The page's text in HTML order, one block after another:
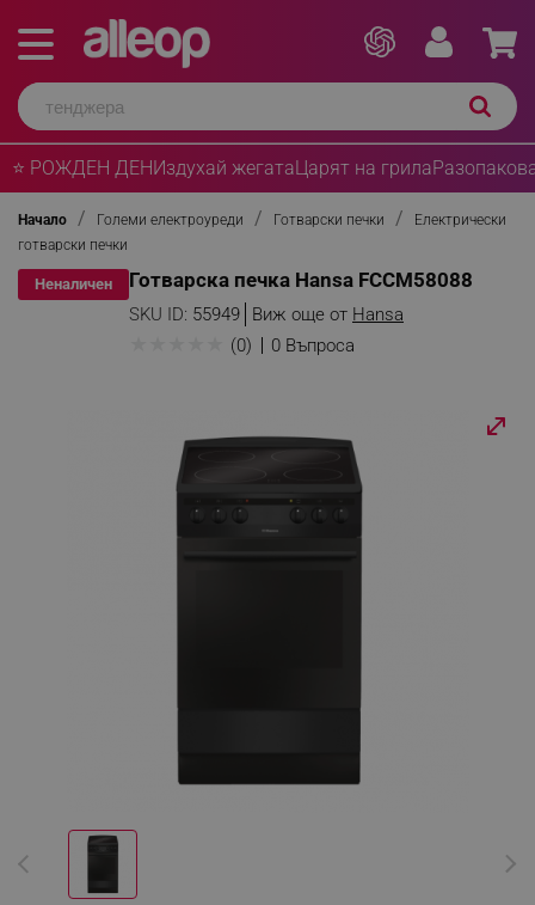
⭐ РОЖДЕН ДЕНИздухай жегатаЦарят на грила
Начало Големи електроуреди Готварски печки
Електрически
готварски печки
Неналичен Готварска печка Hansa FCCM58088
SKU ID: 55949 Виж още от Hansa
(0) 0 Въпроса